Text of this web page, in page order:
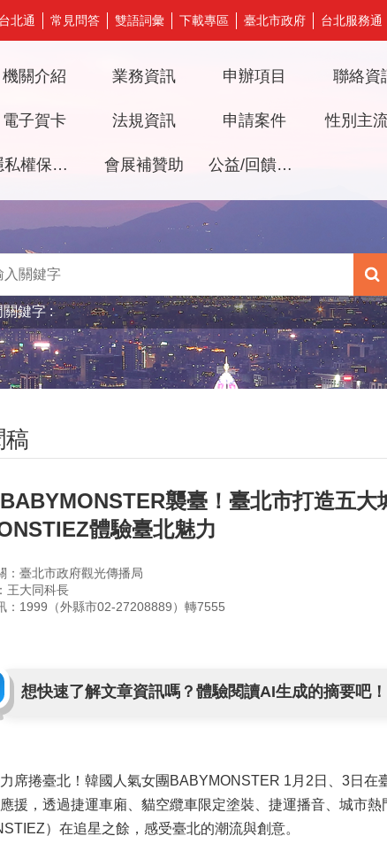
北通 常見問答 雙語詞彙 下載專區 臺北市政府 台北服務通
機關介紹 業務資訊 申辦項目 聯絡資
電子賀卡 法規資訊 申請案件 性別主
隱私權保護及資訊安全政策 會展補贊助 公益/回饋檔期審議專區
關鍵字
稿
襲臺！臺北市打造五大
體驗臺北魅力
：臺北市政府觀光傳播局
王大同科長
：1999（外縣市02-27208889）轉7555
想快速了解文章資訊嗎？體驗閱讀AI生成的摘要吧！
席捲臺北！韓國人氣女團BABYMONSTER 1月2日、3日在
援，透過捷運車廂、貓空纜車限定塗裝、捷運播音、城市
）在追星之餘，感受臺北的潮流與創意。